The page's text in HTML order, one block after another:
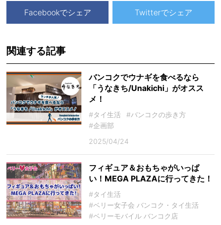
Facebookでシェア Twitterでシェア
関連する記事
バンコクでウナギを食べるなら
「うなきち/Unakichi」がオスス
メ！
#タイ生活
#バンコクの歩き方
#企画部
2025/04/24
フィギュア＆おもちゃがいっぱ
い！MEGA PLAZAに行ってきた！
#タイ生活
#ベリー女子会 バンコク・タイ生活
#ベリーモバイル バンコク店